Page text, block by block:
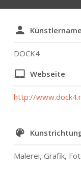
DOCK4
Webseite
http://
Malerei, Grafik,